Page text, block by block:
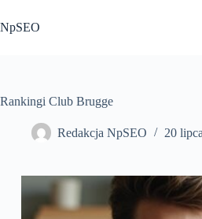
do
treści
NpSEO
Rankingi Club Brugge
Redakcja NpSEO 20